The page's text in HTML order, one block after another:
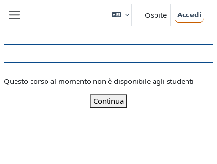
Ospite Accedi
Questo corso al momento non è disponibile agli studenti
Continua